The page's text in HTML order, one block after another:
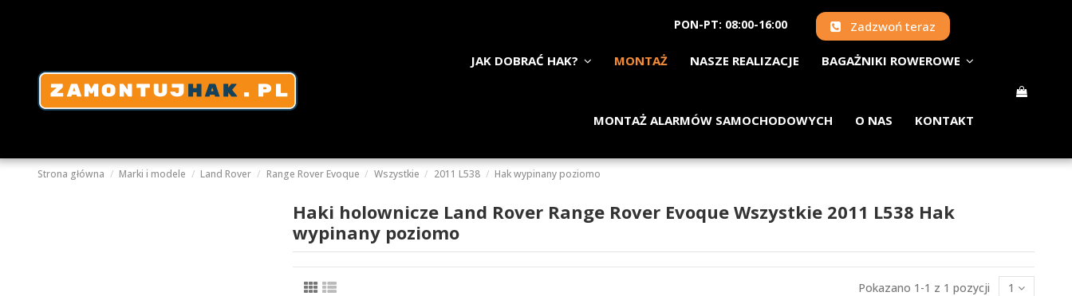
PON-PT: 08:00-16:00 Zadzwoń teraz
JAK DOBRAĆ HAK? MONTAŻ NASZE REALIZACJE BAGAŻNIKI ROWEROWE
MONTAŻ ALARMÓW SAMOCHODOWYCH O NAS KONTAKT
Strona główna Marki i modele Land Rover Range Rover Evoque Wszystkie 2011 L538 Hak wypinany poziomo
Haki holownicze Land Rover Range Rover Evoque Wszystkie 2011 L538 Hak
wypinany poziomo
Pokazano 1-1 z 1 pozycji 1